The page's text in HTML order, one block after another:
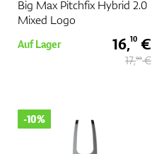
Big Max Pitchfix Hybrid 2.0
Mixed Logo
Auf Lager 16,10 €
17,90€
-10%